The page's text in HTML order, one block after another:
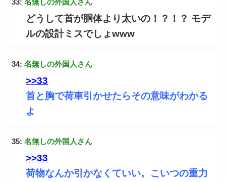
33: 名無しの外国人さん
どうして首が胴体より太いの！？！？ モデ
ルの設計ミスでしょwww
34: 名無しの外国人さん
>>33
首と胸で荷車引かせたらその意味がわかる
よ
35: 名無しの外国人さん
>>33
荷物なんか引かなくていい。こいつの重力